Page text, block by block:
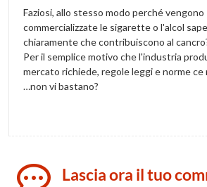
Faziosi, allo stesso modo perché vengono
commercializzate le sigarette o l'alcol
chiaramente che contribuiscono al
Per il semplice motivo che l'industria
mercato richiede, regole leggi e norme
…non vi bastano?
Lascia ora il tuo